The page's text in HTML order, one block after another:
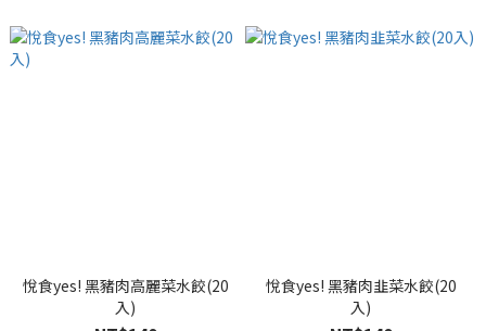
悅食yes! 黑豬肉高麗菜水餃(20
入)
悅食yes! 黑豬肉韭菜水餃(20
入)